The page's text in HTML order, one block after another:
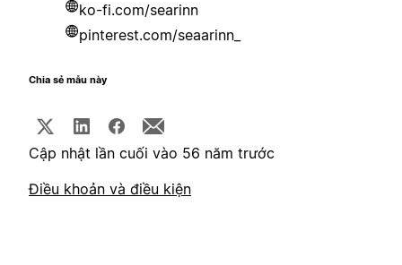
ko-fi.com/searinn
pinterest.com/seaarinn_
Chia sẻ mẫu này
Cập nhật lần cuối vào 56 năm trước
Điều khoản và điều kiện